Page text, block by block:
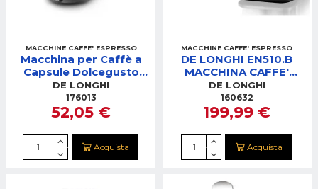
MACCHINE CAFFE' ESPRESSO
Macchina per Caffè a
Capsule Dolcegusto
De'Longhi EDG226.W
Automatica (0.8 L)
DE LONGHI
176013
52,05 €
Acquista
MACCHINE CAFFE' ESPRESSO
DE LONGHI EN510.B
MACCHINA CAFFE'
NESPRESSO
LATTISSIMA NERA
DE LONGHI
160632
199,99 €
Acquista